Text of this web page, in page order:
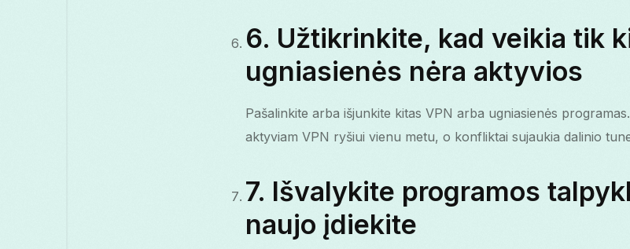
6. Užtikrinkite, kad veikia tik
ugniasienės nėra aktyvios
Pašalinkite arba išjunkite kitas VPN arba ugniasienės
aktyviam VPN ryšiui vienu metu, o konfliktai sujaukia dalinio
7. Išvalykite programos
naujo įdiekite